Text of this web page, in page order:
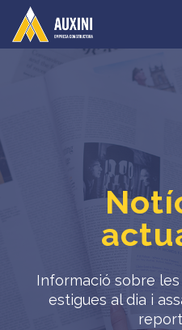
Informació sobre
estigues al dia i